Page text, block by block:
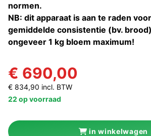
normen.
NB: dit apparaat is aan te raden
gemiddelde consistentie (bv.
ongeveer 1 kg bloem maximum!
€ 690,00
€ 834,90 incl. BTW
22 op voorraad
in winkelwagen